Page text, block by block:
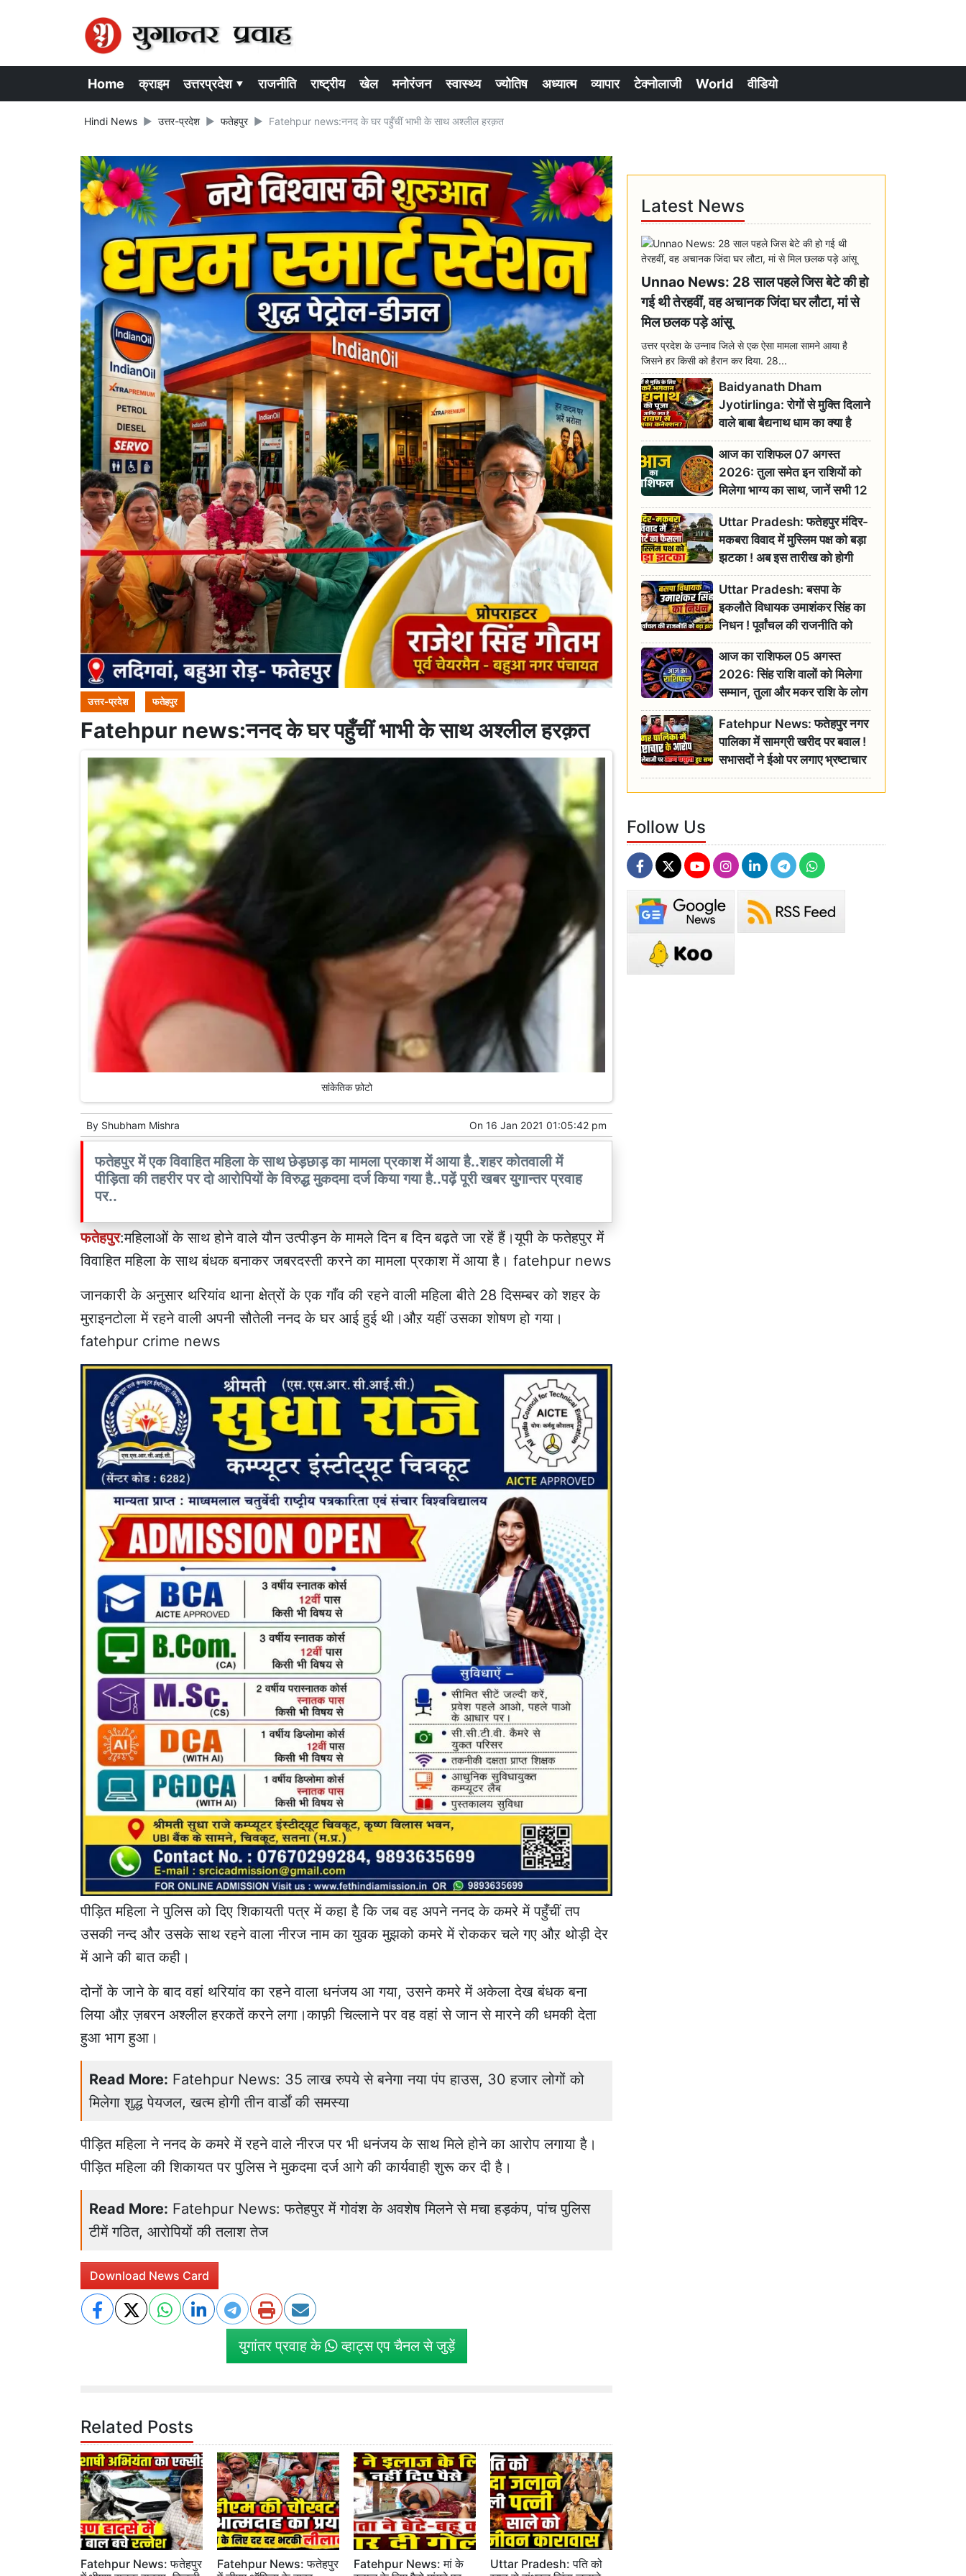
Home क्राइम उत्तरप्रदेश ▾ राजनीति राष्ट्रीय खेल मनोरंजन स्वास्थ्य ज्योतिष अध्यात्म व्यापार टेक्नोलाजी World वीडियो
Hindi News उत्तर-प्रदेश फतेहपुर Fatehpur news:ननद के घर पहुँचीं भाभी के साथ अश्लील हरक़त
उत्तर-प्रदेश फतेहपुर
Fatehpur news:ननद के घर पहुँचीं भाभी के साथ अश्लील हरक़त
सांकेतिक फ़ोटो
By Shubham Mishra On 16 Jan 2021 01:05:42 pm
फतेहपुर में एक विवाहित महिला के साथ छेड़छाड़ का मामला प्रकाश में आया है..शहर कोतवाली में
पीड़िता की तहरीर पर दो आरोपियों के विरुद्ध मुकदमा दर्ज किया गया है..पढ़ें पूरी खबर युगान्तर प्रवाह
पर..
फतेहपुर:महिलाओं के साथ होने वाले यौन उत्पीड़न के मामले दिन ब दिन बढ़ते जा रहें हैं।यूपी के फतेहपुर में
विवाहित महिला के साथ बंधक बनाकर जबरदस्ती करने का मामला प्रकाश में आया है। fatehpur news
जानकारी के अनुसार थरियांव थाना क्षेत्रों के एक गाँव की रहने वाली महिला बीते 28 दिसम्बर को शहर के
मुराइनटोला में रहने वाली अपनी सौतेली ननद के घर आई हुई थी।औऱ यहीं उसका शोषण हो गया।
fatehpur crime news
पीड़ित महिला ने पुलिस को दिए शिकायती पत्र में कहा है कि जब वह अपने ननद के कमरे में पहुँचीं तप
उसकी नन्द और उसके साथ रहने वाला नीरज नाम का युवक मुझको कमरे में रोककर चले गए औऱ थोड़ी देर
में आने की बात कही।
दोनों के जाने के बाद वहां थरियांव का रहने वाला धनंजय आ गया, उसने कमरे में अकेला देख बंधक बना
लिया औऱ ज़बरन अश्लील हरकतें करने लगा।काफ़ी चिल्लाने पर वह वहां से जान से मारने की धमकी देता
हुआ भाग हुआ।
Read More: Fatehpur News: 35 लाख रुपये से बनेगा नया पंप हाउस, 30 हजार लोगों को
मिलेगा शुद्ध पेयजल, खत्म होगी तीन वार्डों की समस्या
पीड़ित महिला ने ननद के कमरे में रहने वाले नीरज पर भी धनंजय के साथ मिले होने का आरोप लगाया है।
पीड़ित महिला की शिकायत पर पुलिस ने मुकदमा दर्ज आगे की कार्यवाही शुरू कर दी है।
Read More: Fatehpur News: फतेहपुर में गोवंश के अवशेष मिलने से मचा हड़कंप, पांच पुलिस
टीमें गठित, आरोपियों की तलाश तेज
Download News Card
युगांतर प्रवाह के व्हाट्स एप चैनल से जुड़ें
Related Posts
Fatehpur News: फतेहपुर
Fatehpur News: फतेहपुर
Fatehpur News: मां के
Uttar Pradesh: पति को
Latest News
Unnao News: 28 साल पहले जिस बेटे की हो
गई थी तेरहवीं, वह अचानक जिंदा घर लौटा, मां से
मिल छलक पड़े आंसू
उत्तर प्रदेश के उन्नाव जिले से एक ऐसा मामला सामने आया है
जिसने हर किसी को हैरान कर दिया. 28...
Baidyanath Dham
Jyotirlinga: रोगों से मुक्ति दिलाने
वाले बाबा बैद्यनाथ धाम का क्या है
रावण से संबंध? जानिए ज्योतिर्लिंग की
महिमा
आज का राशिफल 07 अगस्त
2026: तुला समेत इन राशियों को
मिलेगा भाग्य का साथ, जानें सभी 12
राशियों का दैनिक भाग्यफल
Uttar Pradesh: फतेहपुर मंदिर-
मकबरा विवाद में मुस्लिम पक्ष को बड़ा
झटका ! अब इस तारीख को होगी
सुनवाई
Uttar Pradesh: बसपा के
इकलौते विधायक उमाशंकर सिंह का
निधन ! पूर्वांचल की राजनीति को
बड़ा झटका, योगी ने जताया दुःख
आज का राशिफल 05 अगस्त
2026: सिंह राशि वालों को मिलेगा
सम्मान, तुला और मकर राशि के लोग
रहें सतर्क
Fatehpur News: फतेहपुर नगर
पालिका में सामग्री खरीद पर बवाल !
सभासदों ने ईओ पर लगाए भ्रष्टाचार
के गंभीर आरोप
Follow Us